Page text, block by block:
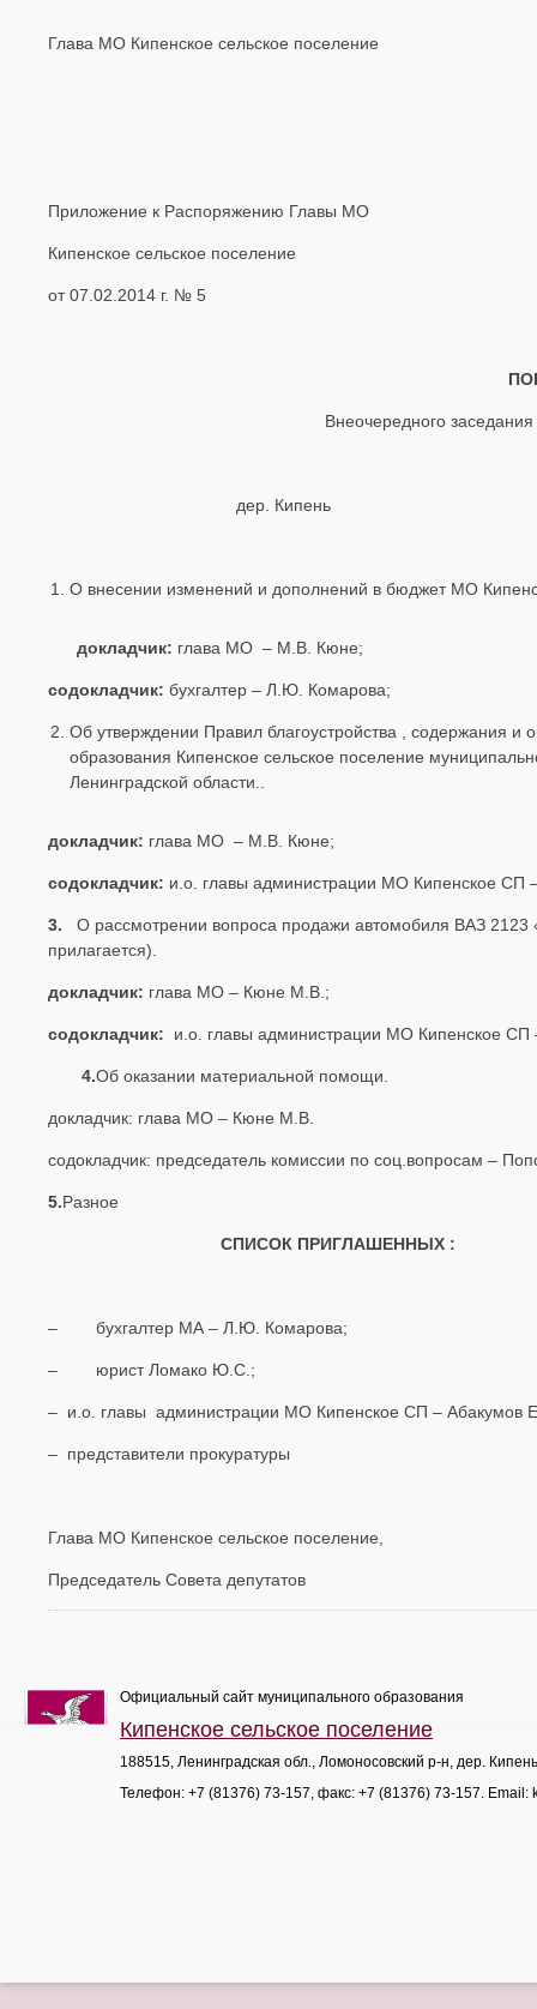
Глава МО Кипенское сельское поселение
Приложение к Распоряжению Главы МО
Кипенское сельское поселение
от 07.02.2014 г. № 5
Внеочередного
дер.
О внесении изменений и дополнений в бюджет МО
докладчик: глава МО – М.В. Кюне;
содокладчик: бухгалтер – Л.Ю. Комарова;
Об утверждении Правил благоустройства , содержания и
образования Кипенское сельское поселение
Ленинградской области..
докладчик: глава МО – М.В. Кюне;
содокладчик: и.о. главы администрации МО Кипенское СП
3. О рассмотрении вопроса продажи автомобиля ВАЗ
прилагается).
докладчик: глава МО – Кюне М.В.;
содокладчик: и.о. главы администрации МО Кипенское СП
4.Об оказании материальной помощи.
докладчик: глава МО – Кюне М.В.
содокладчик: председатель комиссии по соц.вопросам –
5.Разное
СПИСОК ПРИГЛАШЕННЫХ :
– бухгалтер МА – Л.Ю. Комарова;
– юрист Ломако Ю.С.;
– и.о. главы администрации МО Кипенское СП – Абакумов
– представители прокуратуры
Глава МО Кипенское сельское поселение,
Председатель Совета
Официальный сайт муниципального образования
Кипенское сельское поселение
188515, Ленинградская обл., Ломоносовский р-н, дер.
Телефон: +7 (81376) 73-157, факс: +7 (81376) 73-157. Email: